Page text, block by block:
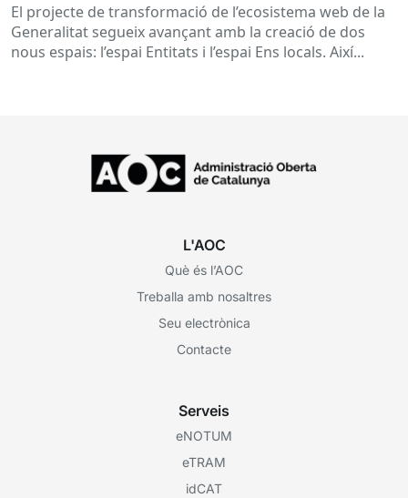
El projecte de transformació de l’ecosistema web de la
Generalitat segueix avançant amb la creació de dos
nous espais: l’espai Entitats i l’espai Ens locals. Així...
L'AOC
Què és l’AOC
Treballa amb nosaltres
Seu electrònica
Contacte
Serveis
eNOTUM
eTRAM
idCAT